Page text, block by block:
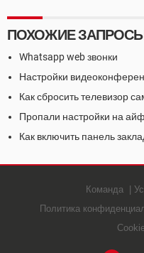
ПОХОЖИЕ
Whatsapp web звонки
Настройки
Как сбросить телевизор
Пропали настройки на
Как включить панель
Команда
Политика